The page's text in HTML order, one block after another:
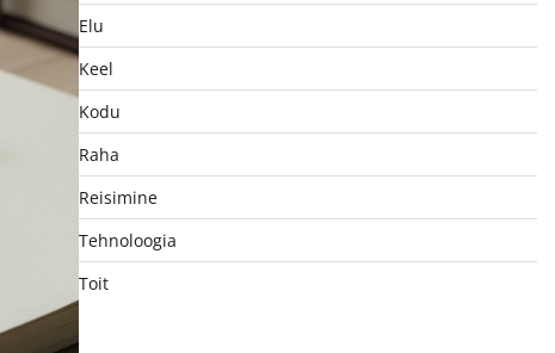
Elu
Keel
Kodu
Raha
Reisimine
Tehnoloogia
Toit